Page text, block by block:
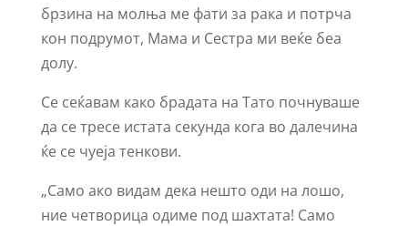
брзина на молња ме фати за рака и потрча
кон подрумот, Мама и Сестра ми веќе беа
долу.
Се сеќавам како брадата на Тато почнуваше
да се тресе истата секунда кога во далечина
ќе се чуеја тенкови.
„Само ако видам дека нешто оди на лошо,
ние четворица одиме под шахтата! Само